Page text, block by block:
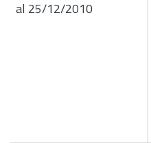
al 25/12/2010